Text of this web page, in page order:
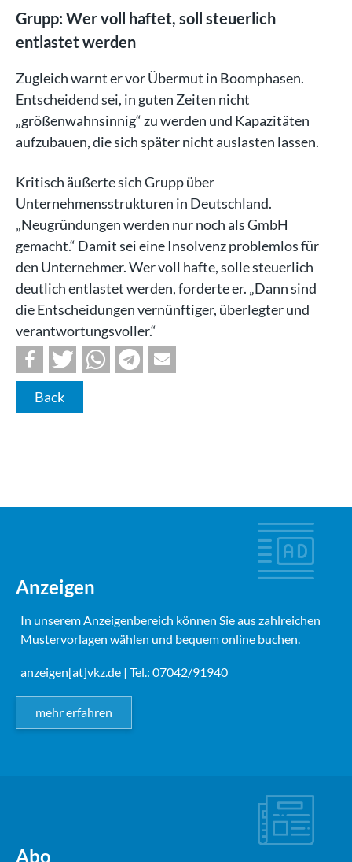
Grupp: Wer voll haftet, soll steuerlich
entlastet werden
Zugleich warnt er vor Übermut in Boomphasen.
Entscheidend sei, in guten Zeiten nicht
„größenwahnsinnig“ zu werden und Kapazitäten
aufzubauen, die sich später nicht auslasten lassen.
Kritisch äußerte sich Grupp über
Unternehmensstrukturen in Deutschland.
„Neugründungen werden nur noch als GmbH
gemacht.“ Damit sei eine Insolvenz problemlos für
den Unternehmer. Wer voll hafte, solle steuerlich
deutlich entlastet werden, forderte er. „Dann sind
die Entscheidungen vernünftiger, überlegter und
verantwortungsvoller.“
Back
Anzeigen
In unserem Anzeigenbereich können Sie aus zahlreichen
Mustervorlagen wählen und bequem online buchen.
anzeigen[at]vkz.de | Tel.: 07042/91940
mehr erfahren
Abo